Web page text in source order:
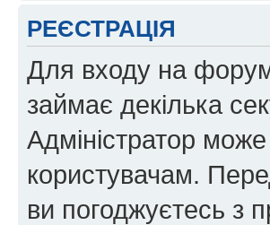
РЕЄСТРАЦІЯ
Для входу на форум
займає декілька
Адміністратор
користувачам.
ви погоджуєтесь з